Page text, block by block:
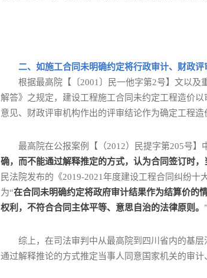
二、如施工合同未明确约定将行政审计、财政
根据最高院【〔2001〕民一他字第2号】文以
解答》之规定，建设工程施工合同未约定工程造价
意见、财政评审机构作出的评审结论作为确定工程造
最高院在公报案例【（2012）民提字第205号】
确，而不能通过解释推定的方式，认为合同签订时
民法院发布的《2019-2021年度建设工程合同纠纷
为“在合同未明确约定将政府审计结果作为结算价的
权利，不符合合同主体平等、意思自治的法律原则。 ”
综上，在司法审判中从最高院到四川省内的基
通过解释推论的方式推定当事人同意国家机关的审计